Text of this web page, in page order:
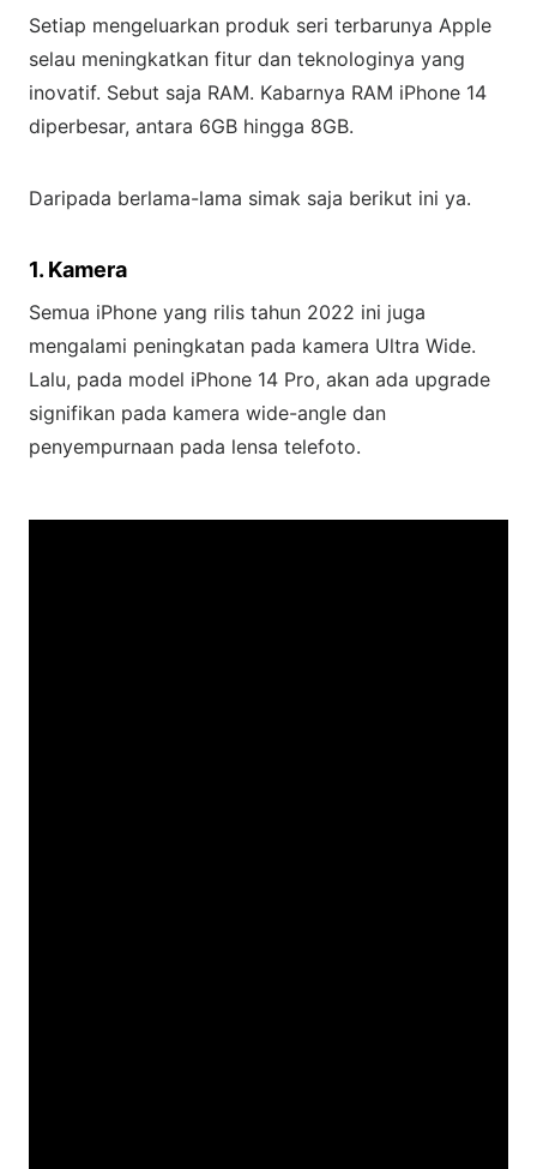
Setiap mengeluarkan produk seri terbarunya Apple
selau meningkatkan fitur dan teknologinya yang
inovatif. Sebut saja RAM. Kabarnya RAM iPhone 14
diperbesar, antara 6GB hingga 8GB.
Daripada berlama-lama simak saja berikut ini ya.
1. Kamera
Semua iPhone yang rilis tahun 2022 ini juga
mengalami peningkatan pada kamera Ultra Wide.
Lalu, pada model iPhone 14 Pro, akan ada upgrade
signifikan pada kamera wide-angle dan
penyempurnaan pada lensa telefoto.